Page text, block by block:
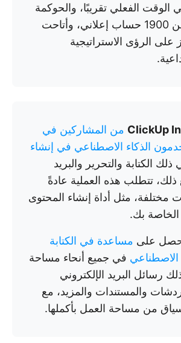
الوقت الفعلي تقريبًا، والحوكمة
الموحدة لأكثر من 1900 حساب إعلاني، وأتاحت
على الرؤى الاستراتيجية
37% من المشاركين في
الذكاء الاصطناعي في إنشاء
ذلك الكتابة والتحرير والبريد
ذلك، تتطلب هذه العملية عادةً
مختلفة، مثل أداة إنشاء المحتوى
بك.
مساعدة في الكتابة
الاصطناعي في جميع أنحاء مساحة
رسائل البريد الإلكتروني
والمستندات والمزيد، مع
من مساحة العمل بأكملها.